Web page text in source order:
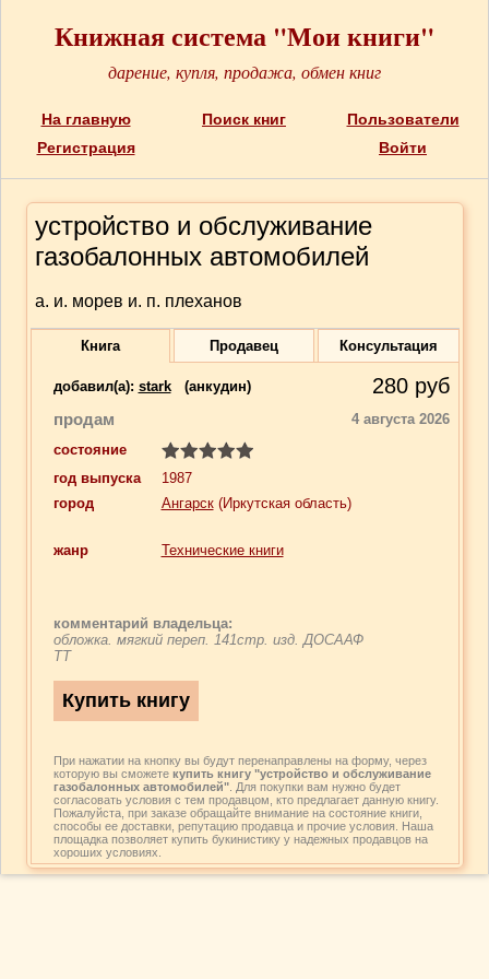
Книжная система "Мои книги"
дарение, купля, продажа, обмен книг
На главную Поиск книг
Пользователи
Регистрация
Войти
устройство и обслуживание
газобалонных автомобилей
а. и. морев и. п. плеханов
Книга Продавец Консультация
добавил(a): stark (анкудин) 280 руб
продам
4 августа 2026
состояние
год выпуска
1987
город
Ангарск(Иркутская область)
жанр Технические книги
комментарий владельца:
обложка. мягкий переп. 141стр. изд. ДОСААФ
ТТ
При нажатии на кнопку вы будут перенаправлены на форму, через
которую вы сможете купить книгу "устройство и обслуживание
газобалонных автомобилей". Для покупки вам нужно будет
согласовать условия с тем продавцом, кто предлагает данную книгу.
Пожалуйста, при заказе обращайте внимание на состояние книги,
способы ее доставки, репутацию продавца и прочие условия. Наша
площадка позволяет купить букинистику у надежных продавцов на
хороших условиях.